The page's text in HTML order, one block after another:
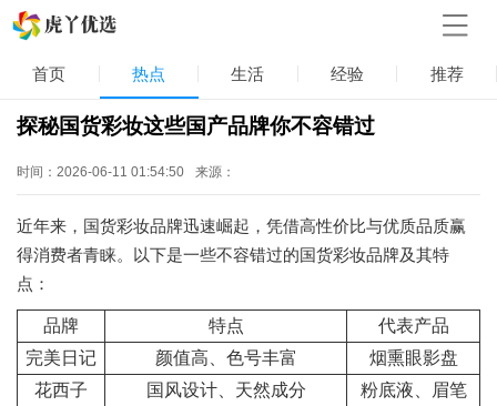
首页 热点 生活 经验 推荐
探秘国货彩妆这些国产品牌你不容错过
时间：2026-06-11 01:54:50 来源：
近年来，国货彩妆品牌迅速崛起，凭借高性价比与优质品质赢
得消费者青睐。以下是一些不容错过的国货彩妆品牌及其特
点：
品牌 特点
代表产品
完美日记
颜值高、色号丰富
烟熏眼影盘
花西子
国风设计、天然成分
粉底液、眉笔